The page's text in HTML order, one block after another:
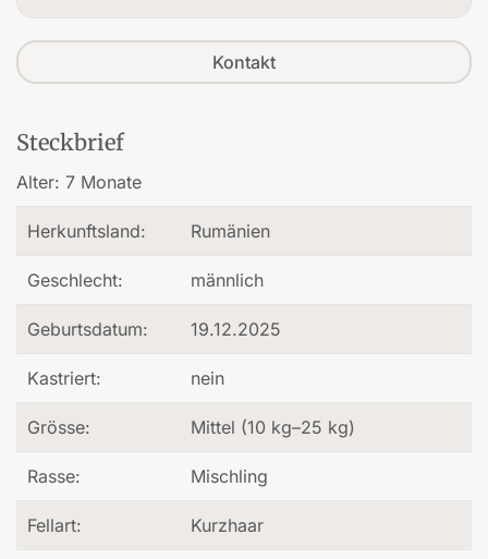
Kontakt
Steckbrief
Alter: 7 Monate
Herkunftsland: Rumänien
Geschlecht: männlich
Geburtsdatum: 19.12.2025
Kastriert: nein
Grösse: Mittel (10 kg–25 kg)
Rasse: Mischling
Fellart: Kurzhaar